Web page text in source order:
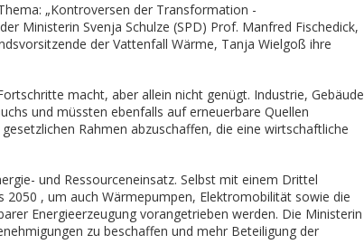
„Kontroversen der Transformation -
Ministerin Svenja Schulze (SPD) Prof. Manfred Fischedick,
der Vattenfall Wärme, Tanja Wielgoß ihre
macht, aber allein nicht genügt. Industrie, Gebäude
und müssten ebenfalls auf erneuerbare Quellen
Rahmen abzuschaffen, die eine wirtschaftliche
und Ressourceneinsatz. Selbst mit einem Drittel
, um auch Wärmepumpen, Elektromobilität sowie die
Energieerzeugung vorangetrieben werden. Die Ministerin
zu beschaffen und mehr Beteiligung der